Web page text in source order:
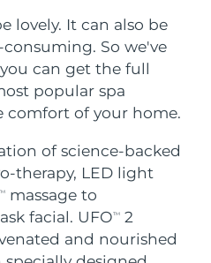
lovely. It can also be
So we've
can get the full
popular spa
comfort of your home.
of science-backed
therapy, LED light
massage to
facial. UFOTM
2
and nourished
Plus
heating
Men
aging massage
toning
go
toning on-the-go
& lips
line smoothing device
and red light therapy
Munvård
silicone sonic toothbrush
LED-behandlingar
NEW
Förväntad leverans8/14/26
Förväntad leverans
Förväntad leverans8/13/26
Förväntad leverans
Förväntad leverans8/12/26